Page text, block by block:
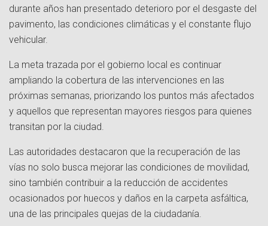
durante años han presentado deterioro por el desgaste del
pavimento, las condiciones climáticas y el constante flujo
vehicular.
La meta trazada por el gobierno local es continuar
ampliando la cobertura de las intervenciones en las
próximas semanas, priorizando los puntos más afectados
y aquellos que representan mayores riesgos para quienes
transitan por la ciudad.
Las autoridades destacaron que la recuperación de las
vías no solo busca mejorar las condiciones de movilidad,
sino también contribuir a la reducción de accidentes
ocasionados por huecos y daños en la carpeta asfáltica,
una de las principales quejas de la ciudadanía.